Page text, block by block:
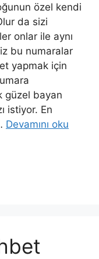
özel kendi
da sizi
onlar ile aynı
bu numaralar
yapmak için
güzel bayan
istiyor. En
Devamını oku